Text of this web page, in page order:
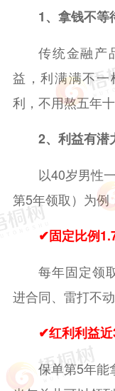
1、拿钱不等
传统金融产
益，利满满不
利，不用熬五年十
2、利益有潜
以40岁男性
第5年领取）为例
✔固定比例
每年固定领
进合同、雷打不
✔红利利益
保单第5年能